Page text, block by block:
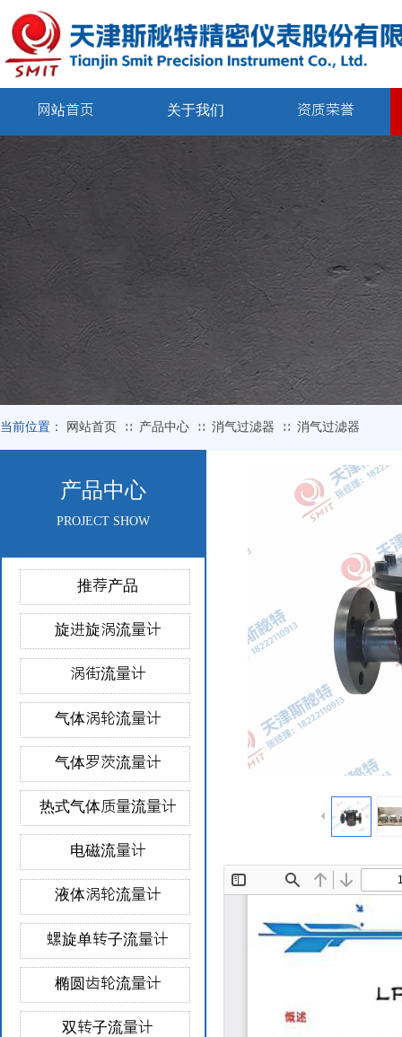
当前位置： 网站首页 ∷ 产品中心 ∷ 消气过滤器 ∷ 消气过滤器
PROJECT SHOW
推荐产品
旋进旋涡流量计
涡街流量计
气体涡轮流量计
气体罗茨流量计
热式气体质量流量计
电磁流量计
液体涡轮流量计
螺旋单转子流量计
椭圆齿轮流量计
双转子流量计
产品中心
网站首页 关于我们 资质荣誉